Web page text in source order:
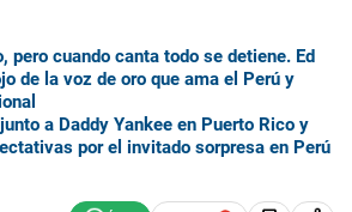
pero cuando canta todo se detiene. Ed
de la voz de oro que ama el Perú y
a Daddy Yankee en Puerto Rico y
por el invitado sorpresa en Perú